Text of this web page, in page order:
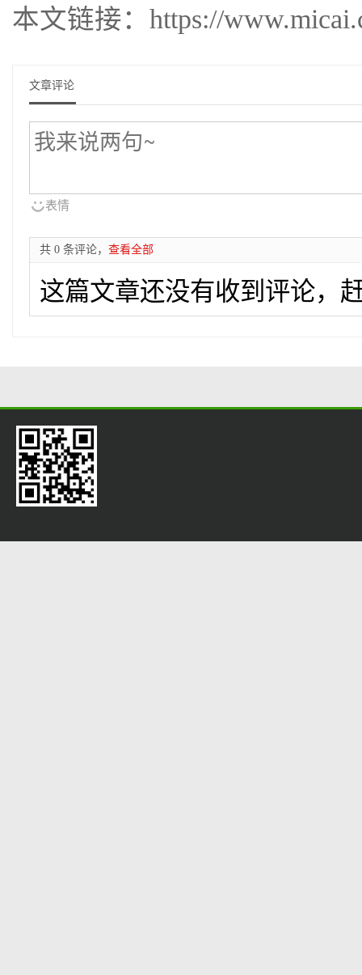
本文链接：https://
文章评论
表情
共 0 条评论， 查看全部
这篇文章还没有收到评论，